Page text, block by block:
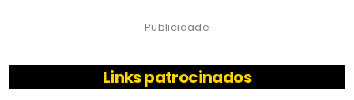
Publicidade
Links patrocinados